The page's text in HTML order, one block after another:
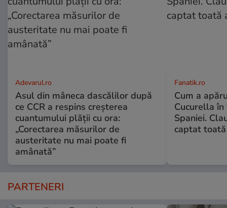
Adevarul.ro
Asul din mâneca dascălilor după
ce CCR a respins creșterea
cuantumului plății cu ora:
„Corectarea măsurilor de
austeritate nu mai poate fi
amânată”
Fanatik.ro
Cum a
Cucurella
Spaniei.
captat
PARTENERI